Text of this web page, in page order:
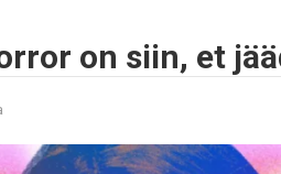
on siin, et